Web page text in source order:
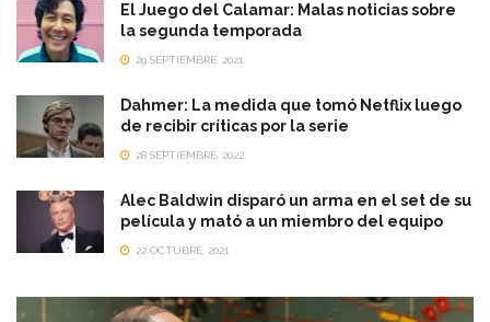
El Juego del Calamar: Malas noticias sobre
la segunda temporada
29 SEPTIEMBRE, 2021
Dahmer: La medida que tomó Netflix luego
de recibir críticas por la serie
28 SEPTIEMBRE, 2022
Alec Baldwin disparó un arma en el set de su
película y mató a un miembro del equipo
22 OCTUBRE, 2021